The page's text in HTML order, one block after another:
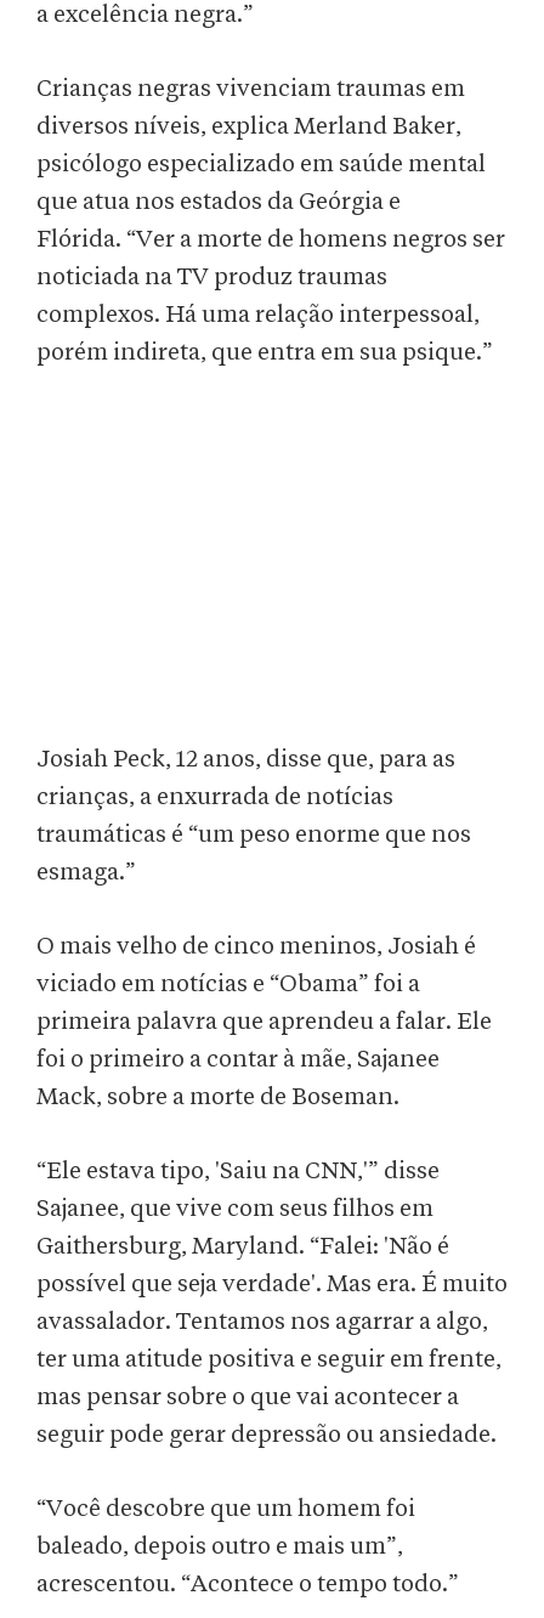
a excelência negra.”
Crianças negras vivenciam traumas em
diversos níveis, explica Merland Baker,
psicólogo especializado em saúde mental
que atua nos estados da Geórgia e
Flórida. “Ver a morte de homens negros ser
noticiada na TV produz traumas
complexos. Há uma relação interpessoal,
porém indireta, que entra em sua psique.”
Josiah Peck, 12 anos, disse que, para as
crianças, a enxurrada de notícias
traumáticas é “um peso enorme que nos
esmaga.”
O mais velho de cinco meninos, Josiah é
viciado em notícias e “Obama” foi a
primeira palavra que aprendeu a falar. Ele
foi o primeiro a contar à mãe, Sajanee
Mack, sobre a morte de Boseman.
“Ele estava tipo, 'Saiu na CNN,'” disse
Sajanee, que vive com seus filhos em
Gaithersburg, Maryland. “Falei: 'Não é
possível que seja verdade'. Mas era. É muito
avassalador. Tentamos nos agarrar a algo,
ter uma atitude positiva e seguir em frente,
mas pensar sobre o que vai acontecer a
seguir pode gerar depressão ou ansiedade.
“Você descobre que um homem foi
baleado, depois outro e mais um”,
acrescentou. “Acontece o tempo todo.”